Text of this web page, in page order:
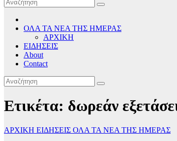
ΟΛΑ ΤΑ ΝΕΑ ΤΗΣ ΗΜΕΡΑΣ
ΑΡΧΙΚΗ
ΕΙΔΗΣΕΙΣ
About
Contact
Ετικέτα: δωρεάν
ΑΡΧΙΚΗ ΕΙΔΗΣΕΙΣ ΟΛΑ ΤΑ ΝΕΑ ΤΗΣ ΗΜΕΡΑΣ